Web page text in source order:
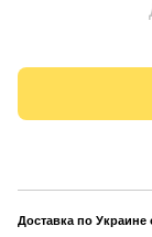
Доставка по Украине